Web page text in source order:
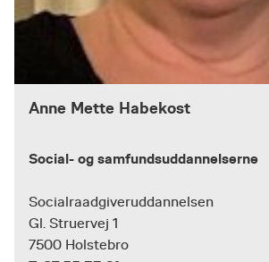
Anne Mette Habekost
Social- og samfundsuddannelserne
Socialraadgiveruddannelsen
Gl. Struervej 1
7500 Holstebro